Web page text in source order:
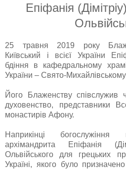
Епіфанія
25 травня 2019 року
Київський і всієї України
бдіння в кафедральному
України – Свято-
Його Блаженству співслужив
духовенство, представники
монастирів Афону.
Наприкінці богослужіння
архімандрита Епіфанія
Ольвійського для грецьких
Україні, якого було